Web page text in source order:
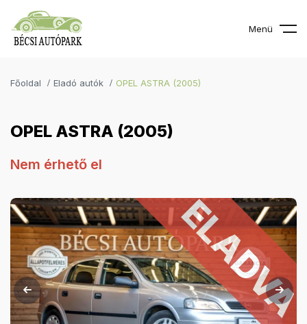
Menü
Főoldal Eladó autók OPEL ASTRA (2005)
OPEL ASTRA (2005)
Nem érhető el